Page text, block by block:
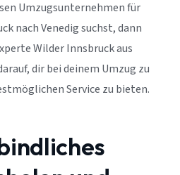
Umzugsunternehmen für
nach Venedig suchst, dann
Wilder Innsbruck aus
dir bei deinem Umzug zu
Service zu bieten.